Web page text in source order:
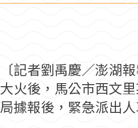
〔記者劉禹慶／澎湖
大火後，馬公市西文
局據報後，緊急派出